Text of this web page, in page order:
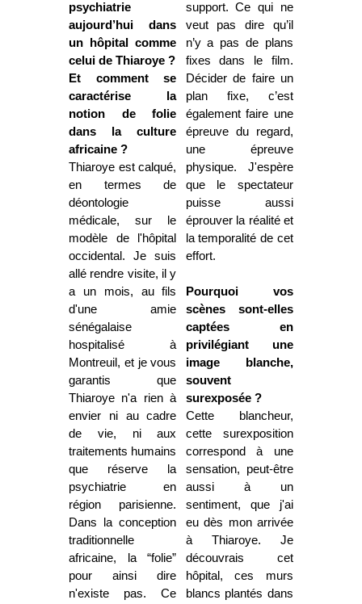
psychiatrie
aujourd’hui dans
un hôpital comme
celui de Thiaroye ?
Et comment se
caractérise la
notion de folie
dans la culture
africaine ?
Thiaroye est calqué,
en termes de
déontologie
médicale, sur le
modèle de l'hôpital
occidental. Je suis
allé rendre visite, il y
a un mois, au fils
d'une amie
sénégalaise
hospitalisé à
Montreuil, et je vous
garantis que
Thiaroye n'a rien à
envier ni au cadre
de vie, ni aux
traitements humains
que réserve la
psychiatrie en
région parisienne.
Dans la conception
traditionnelle
africaine, la “folie”
pour ainsi dire
n'existe pas. Ce
support. Ce qui ne
veut pas dire qu’il
n’y a pas de plans
fixes dans le film.
Décider de faire un
plan fixe, c’est
également faire une
épreuve du regard,
une épreuve
physique. J'espère
que le spectateur
puisse aussi
éprouver la réalité et
la temporalité de cet
effort.
Pourquoi vos
scènes sont-elles
captées en
privilégiant une
image blanche,
souvent
surexposée ?
Cette blancheur,
cette surexposition
correspond à une
sensation, peut-être
aussi à un
sentiment, que j'ai
eu dès mon arrivée
à Thiaroye. Je
découvrais cet
hôpital, ces murs
blancs plantés dans